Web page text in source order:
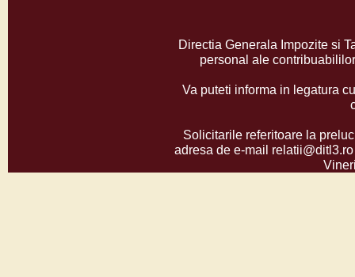
Directia Generala Impozite si
personal ale
Va puteti informa in legatura
Solicitarile referitoare la
adresa de e-mail